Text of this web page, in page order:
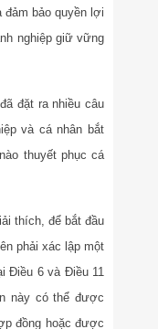
đảm bảo quyền lợi
nghiệp giữ vững
đặt ra nhiều câu
và cá nhân bắt
thuyết phục cá
thích, để bắt đầu
phải xác lập một
Điều 6 và Điều 11
này có thể được
đồng hoặc được